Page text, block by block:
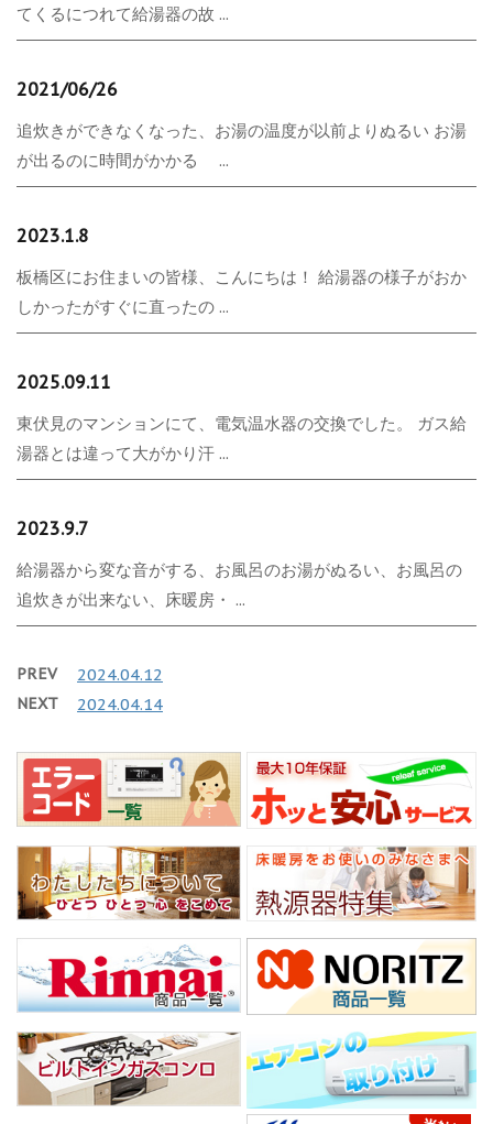
てくるにつれて給湯器の故 ...
2021/06/26
追炊きができなくなった、お湯の温度が以前よりぬるい お湯
が出るのに時間がかかる ...
2023.1.8
板橋区にお住まいの皆様、こんにちは！ 給湯器の様子がおか
しかったがすぐに直ったの ...
2025.09.11
東伏見のマンションにて、電気温水器の交換でした。 ガス給
湯器とは違って大がかり汗 ...
2023.9.7
給湯器から変な音がする、お風呂のお湯がぬるい、お風呂の
追炊きが出来ない、床暖房・ ...
PREV 2024.04.12
NEXT 2024.04.14